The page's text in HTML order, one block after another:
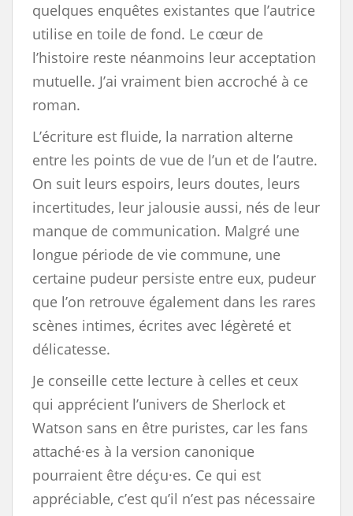
quelques enquêtes existantes que l’autrice
utilise en toile de fond. Le cœur de
l’histoire reste néanmoins leur acceptation
mutuelle. J’ai vraiment bien accroché à ce
roman.
L’écriture est fluide, la narration alterne
entre les points de vue de l’un et de l’autre.
On suit leurs espoirs, leurs doutes, leurs
incertitudes, leur jalousie aussi, nés de leur
manque de communication. Malgré une
longue période de vie commune, une
certaine pudeur persiste entre eux, pudeur
que l’on retrouve également dans les rares
scènes intimes, écrites avec légèreté et
délicatesse.
Je conseille cette lecture à celles et ceux
qui apprécient l’univers de Sherlock et
Watson sans en être puristes, car les fans
attaché·es à la version canonique
pourraient être déçu·es. Ce qui est
appréciable, c’est qu’il n’est pas nécessaire